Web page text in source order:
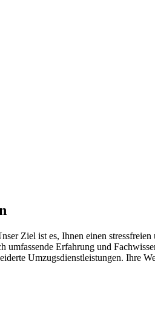
Ziel ist es, Ihnen einen
Erfahrung und
Umzugsdienstleistungen. Ihre